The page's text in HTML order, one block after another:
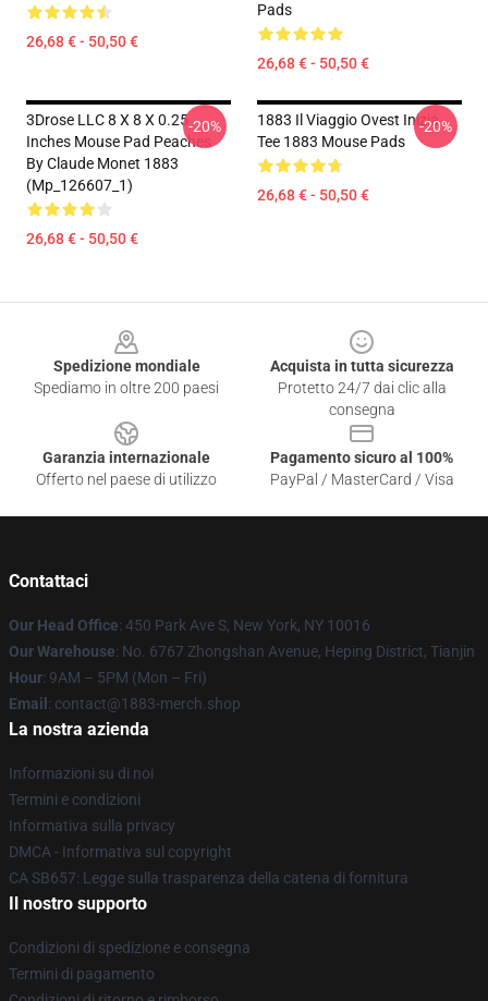
26,68 € - 50,50 €
Pads
26,68 € - 50,50 €
3Drose LLC 8 X 8 X 0.25
Inches Mouse Pad Peaches
By Claude Monet 1883
(Mp_126607_1)
26,68 € - 50,50 €
-20%
1883 Il Viaggio Ovest Inizia
Tee 1883 Mouse Pads
26,68 € - 50,50 €
-20%
Spedizione mondiale
Spediamo in oltre 200 paesi
Acquista in tutta sicurezza
Protetto 24/7 dai clic alla
consegna
Garanzia internazionale
Offerto nel paese di utilizzo
Pagamento sicuro al 100%
PayPal / MasterCard / Visa
Contattaci
Our Head Office: 450 Park Ave S, New York, NY 10016
Our Warehouse: No. 6767 Zhongshan Avenue, Heping District, Tianjin
Hour: 9AM – 5PM (Mon – Fri)
Email : contact@1883-merch.shop
La nostra azienda
Informazioni su di noi
Termini e condizioni
Informativa sulla privacy
DMCA - Informativa sul copyright
CA SB657: Legge sulla trasparenza della catena di fornitura
Il nostro supporto
Condizioni di spedizione e consegna
Termini di pagamento